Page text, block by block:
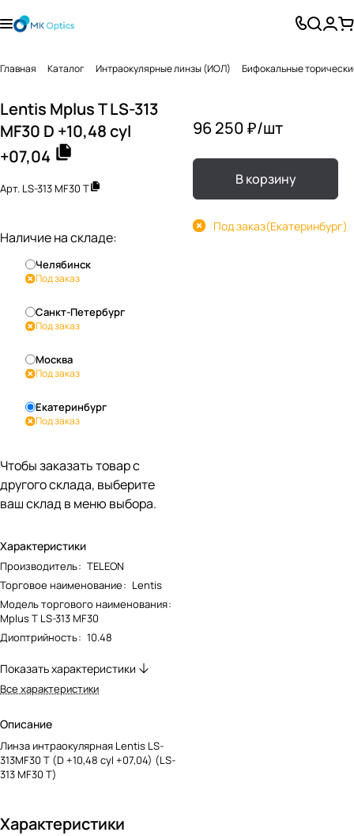
Главная Каталог Интраокулярные линзы (ИОЛ) Бифокальные
Lentis Mplus T LS-313
MF30 D +10,48 cyl
+07,04
Арт. LS-313 MF30 T
Наличие на складе:
Челябинск
Под заказ
Санкт-Петербург
Под заказ
Москва
Под заказ
Екатеринбург
Под заказ
Чтобы заказать товар с
другого склада, выберите
ваш склад в меню выбора.
Характеристики
Производитель: TELEON
Торговое наименование: Lentis
Модель торгового наименования:
Mplus T LS-313 MF30
Диоптрийность: 10.48
Показать характеристики
Все характеристики
Описание
Линза интраокулярная Lentis LS-
313MF30 T (D +10,48 cyl +07,04) (LS-
313 MF30 T)
96 250 ₽/шт
В корзину
Под заказ(Екатеринбург)
Характеристики